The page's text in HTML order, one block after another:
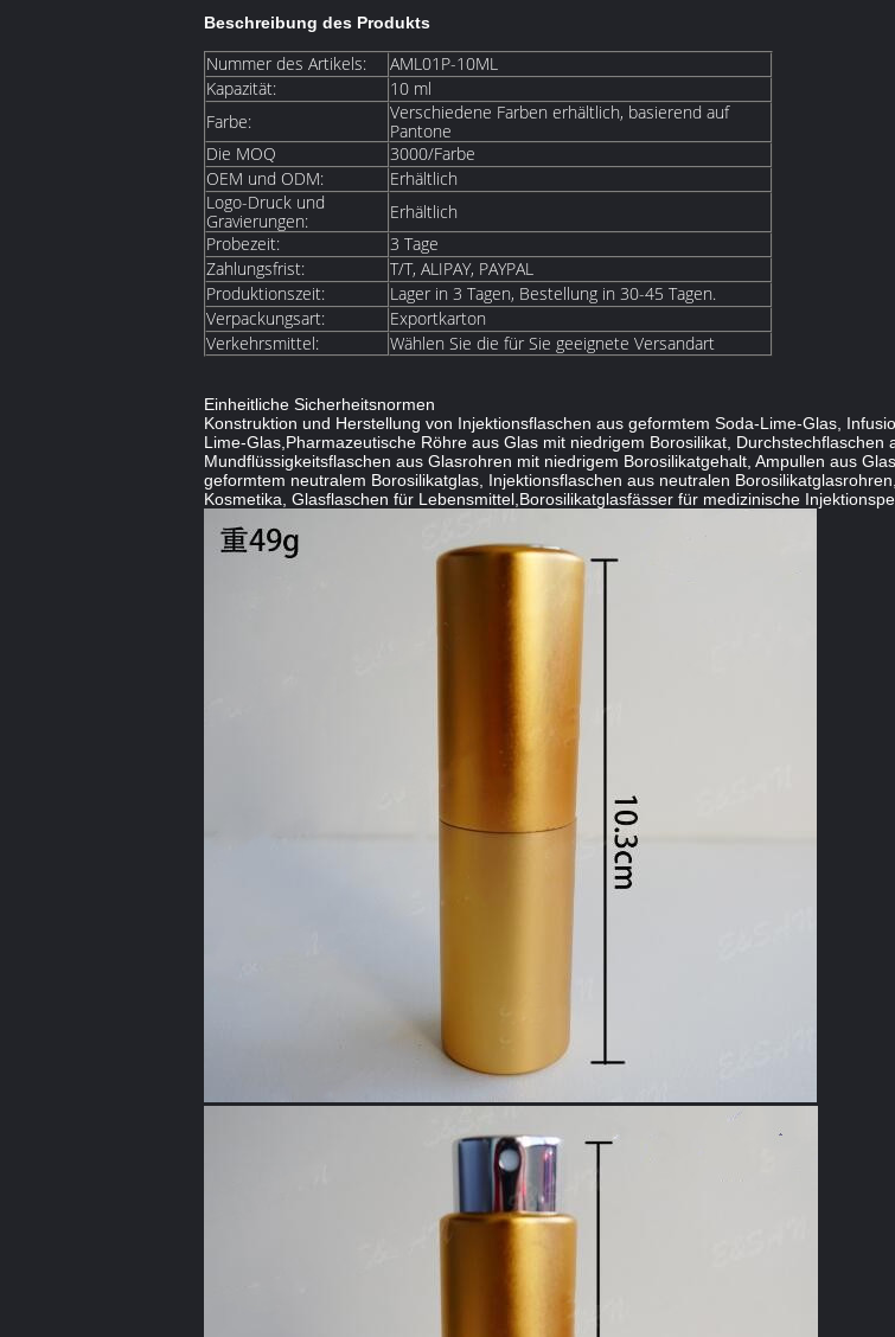
Beschreibung des Produkts
Nummer des Artikels:
AML01P-10ML
Kapazität:
10 ml
Farbe:
Verschiedene Farben erhältlich, basierend auf
Pantone
Die MOQ
3000/Farbe
OEM und ODM:
Erhältlich
Logo-Druck und
Gravierungen:
Erhältlich
Probezeit:
3 Tage
Zahlungsfrist:
T/T, ALIPAY, PAYPAL
Produktionszeit:
Lager in 3 Tagen, Bestellung in 30-45 Tagen.
Verpackungsart:
Exportkarton
Verkehrsmittel:
Wählen Sie die für Sie geeignete Versandart
Einheitliche Sicherheitsnormen
Konstruktion und Herstellung von Injektionsflaschen aus geformtem Soda-Lime-Glas,
Lime-Glas,Pharmazeutische Röhre aus Glas mit niedrigem Borosilikat, Durchstechflaschen
Mundflüssigkeitsflaschen aus Glasrohren mit niedrigem Borosilikatgehalt, Ampullen aus
geformtem neutralem Borosilikatglas, Injektionsflaschen aus neutralen
Kosmetika, Glasflaschen für Lebensmittel,Borosilikatglasfässer für medizinische